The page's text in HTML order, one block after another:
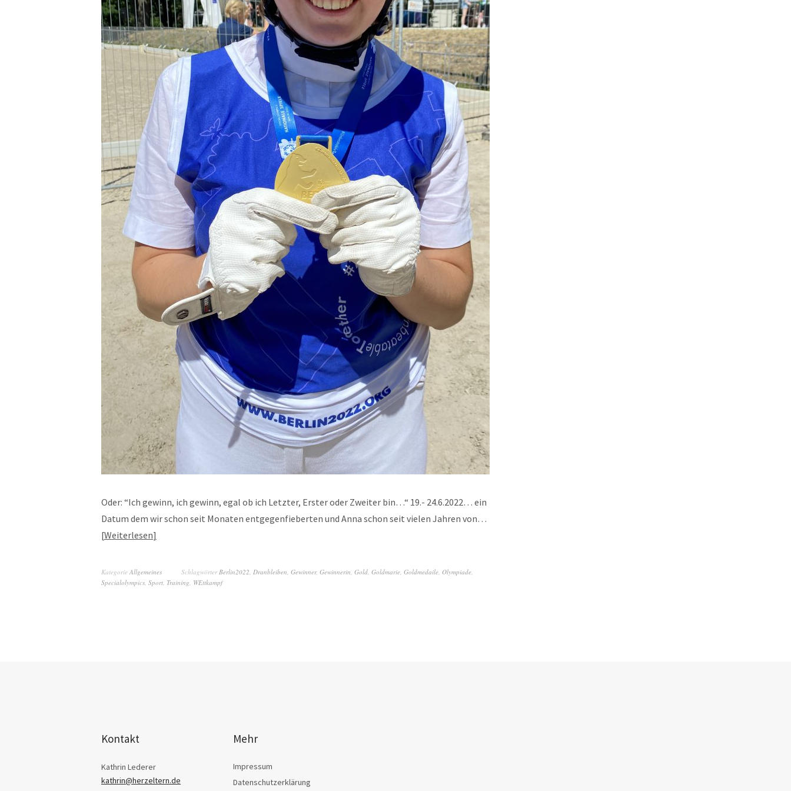
Oder: “Ich gewinn, ich gewinn, egal ob ich Letzter, Erster oder Zweiter bin…“ 19.- 24.6.2022… ein
Datum dem wir schon seit Monaten entgegenfieberten und Anna schon seit vielen Jahren von…
Weiterlesen
Kategorie Allgemeines SchlagwörterBerlin2022, Dranbleiben, Gewinner, Gewinnerin, Gold, Goldmarie, Goldmedaile, Olympiade,
Specialolympics, Sport, Training, WEttkampf
Kontakt
Kathrin Lederer
kathrin@herzeltern.de
Mehr
Impressum
Datenschutzerklärung